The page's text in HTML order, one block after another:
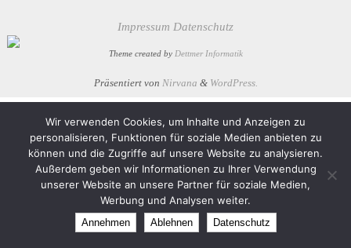
Impressum Datenschutz
Theme created by Dettmer Informatik
Präsentiert von Nirvana & WordPress.
Wir verwenden Cookies, um Inhalte und Anzeigen zu
personalisieren, Funktionen für soziale Medien anbieten zu
können und die Zugriffe auf unsere Website zu analysieren.
Außerdem geben wir Informationen zu Ihrer Verwendung
unserer Website an unsere Partner für soziale Medien,
Werbung und Analysen weiter.
Annehmen Ablehnen Datenschutz